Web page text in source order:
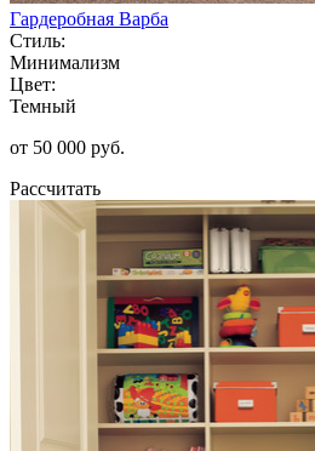
Гардеробная Варба
Стиль:
Минимализм
Цвет:
Темный
от 50 000 руб.
Рассчитать